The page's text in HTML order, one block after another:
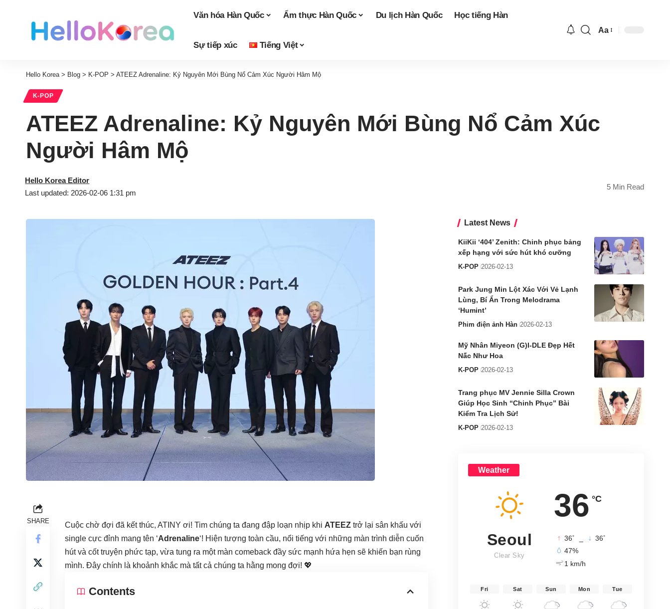
Văn hóa Hàn Quốc Ẩm thực Hàn Quốc Du lịch Hàn Quốc Học tiếng Hàn
Sự tiếp xúc Tiếng Việt
Aa
Hello Korea> Blog > K-POP > ATEEZ Adrenaline: Kỷ Nguyên Mới Bùng Nổ Cảm Xúc Người Hâm Mộ
K-POP
ATEEZ Adrenaline: Kỷ Nguyên Mới Bùng Nổ Cảm Xúc
Người Hâm Mộ
Last updated: 2026-02-06 1:31 pm
Hello Korea Editor
5 Min Read
SHARE Cuộc chờ đợi đã kết thúc, ATINY ơi! Tim chúng ta đang đập loạn nhịp khi ATEEZ trở lại sân khấu với
single cực đỉnh mang tên ‘Adrenaline‘! Hiện tượng toàn cầu, nổi tiếng với những màn trình diễn cuốn
hút và cốt truyện phức tạp, vừa tung ra một màn comeback đầy sức mạnh hứa hẹn sẽ khiến bạn rùng
mình. Đây chính là khoảnh khắc mà tất cả chúng ta hằng mong đợi! 💖
Contents
Latest News
KiiKii ‘404’ Zenith: Chinh phục bảng
xếp hạng với sức hút khó cưỡng
K-POP 2026-02-13
Park Jung Min Lột Xác Với Vẻ Lạnh
Lùng, Bí Ẩn Trong Melodrama
‘Humint’
Phim điện ảnh Hàn 2026-02-13
Mỹ Nhân Miyeon (G)I-DLE Đẹp Hết
Nấc Như Hoa
K-POP 2026-02-13
Trang phục MV Jennie Silla Crown
Giúp Học Sinh “Chinh Phục” Bài
Kiểm Tra Lịch Sử!
K-POP 2026-02-13
Weather
36 °C
Seoul
Clear Sky
36° 36°
47%
1 km/h
Fri Sat Sun Mon Tue